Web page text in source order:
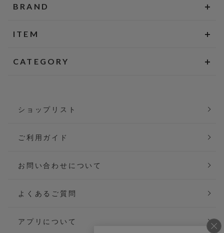
BRAND
ITEM
CATEGORY
ショップリスト
ご利用ガイド
お問い合わせについて
よくあるご質問
アプリについて